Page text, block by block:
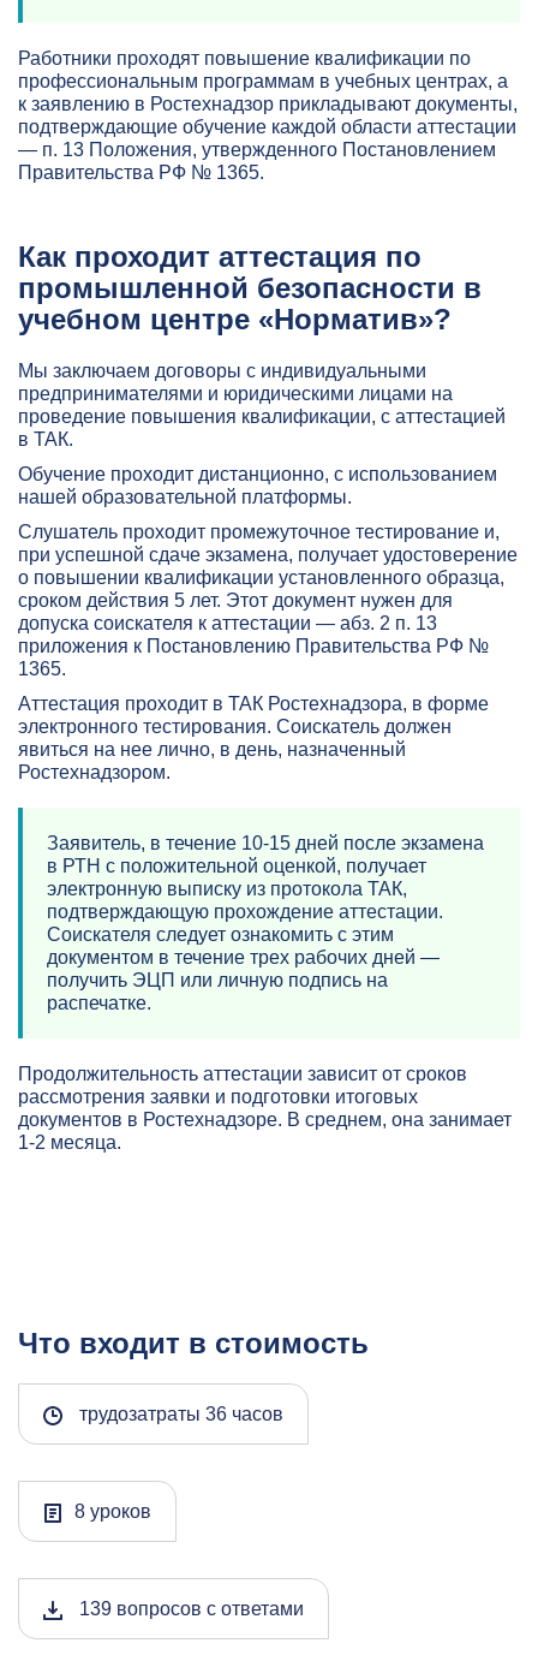
Работники проходят повышение квалификации по
профессиональным программам в учебных центрах, а
к заявлению в Ростехнадзор прикладывают документы,
подтверждающие обучение каждой области аттестации
— п. 13 Положения, утвержденного Постановлением
Правительства РФ № 1365.
Как проходит аттестация по
промышленной безопасности в
учебном центре «Норматив»?
Мы заключаем договоры с индивидуальными
предпринимателями и юридическими лицами на
проведение повышения квалификации, с аттестацией
в ТАК.
Обучение проходит дистанционно, с использованием
нашей образовательной платформы.
Слушатель проходит промежуточное тестирование и,
при успешной сдаче экзамена, получает удостоверение
о повышении квалификации установленного образца,
сроком действия 5 лет. Этот документ нужен для
допуска соискателя к аттестации — абз. 2 п. 13
приложения к Постановлению Правительства РФ №
1365.
Аттестация проходит в ТАК Ростехнадзора, в форме
электронного тестирования. Соискатель должен
явиться на нее лично, в день, назначенный
Ростехнадзором.
Заявитель, в течение 10-15 дней после экзамена
в РТН с положительной оценкой, получает
электронную выписку из протокола ТАК,
подтверждающую прохождение аттестации.
Соискателя следует ознакомить с этим
документом в течение трех рабочих дней —
получить ЭЦП или личную подпись на
распечатке.
Продолжительность аттестации зависит от сроков
рассмотрения заявки и подготовки итоговых
документов в Ростехнадзоре. В среднем, она занимает
1-2 месяца.
Что входит в стоимость
трудозатраты 36 часов
8 уроков
139 вопросов с ответами